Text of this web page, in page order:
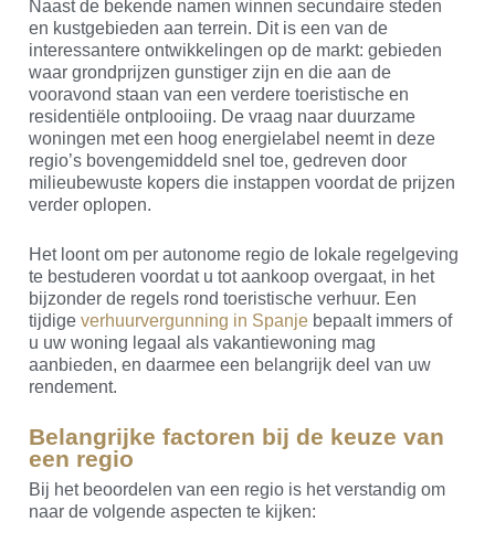
Naast de bekende namen winnen secundaire steden
en kustgebieden aan terrein. Dit is een van de
interessantere ontwikkelingen op de markt: gebieden
waar grondprijzen gunstiger zijn en die aan de
vooravond staan van een verdere toeristische en
residentiële ontplooiing. De vraag naar duurzame
woningen met een hoog energielabel neemt in deze
regio’s bovengemiddeld snel toe, gedreven door
milieubewuste kopers die instappen voordat de prijzen
verder oplopen.
Het loont om per autonome regio de lokale regelgeving
te bestuderen voordat u tot aankoop overgaat, in het
bijzonder de regels rond toeristische verhuur. Een
tijdigeverhuurvergunning in Spanje bepaalt immers of
u uw woning legaal als vakantiewoning mag
aanbieden, en daarmee een belangrijk deel van uw
rendement.
Belangrijke factoren bij de keuze van
een regio
Bij het beoordelen van een regio is het verstandig om
naar de volgende aspecten te kijken: